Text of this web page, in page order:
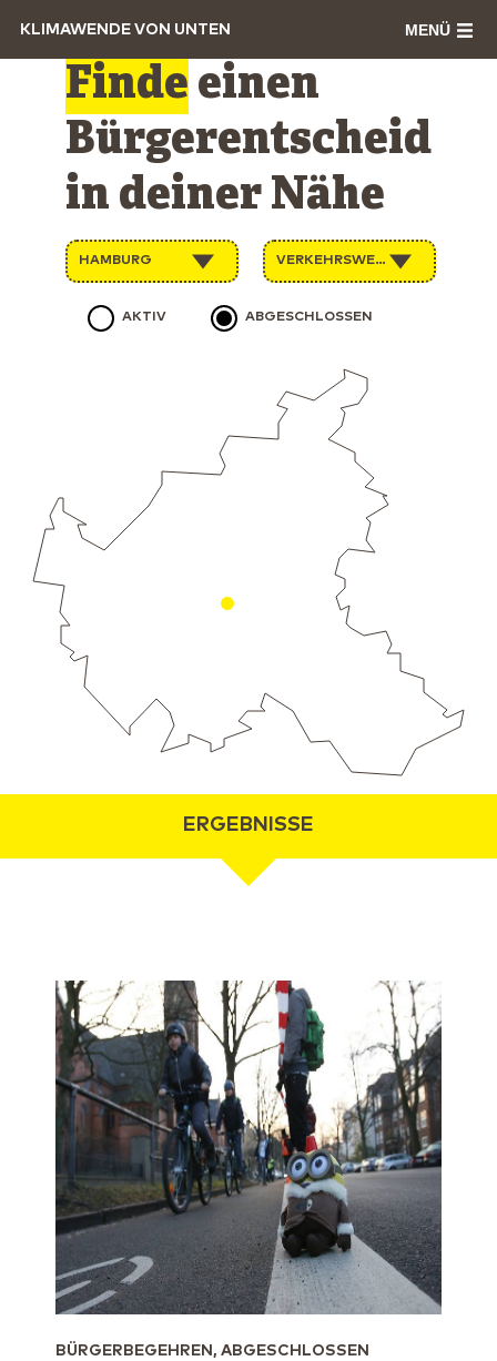
KLIMAWENDE VON UNTEN MENÜ
Finde einen
Bürgerentscheid
in deiner Nähe
HAMBURG VERKEHRSWENDE
AKTIV ABGESCHLOSSEN
ERGEBNISSE
BÜRGERBEGEHREN, ABGESCHLOSSEN